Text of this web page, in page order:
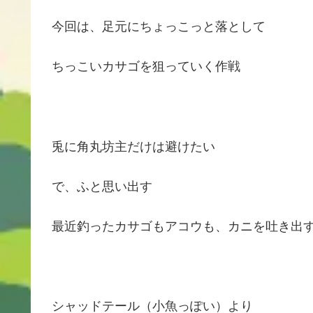
今回は、足元にちょっこっと落として
ちっこいカサゴを狙っていく作戦
兎に角丸坊主だけは避けたい
で、ふと思い出す
最近釣ったカサゴもアコウも、カニを吐き出
シャッドテール（小魚っぽい）より